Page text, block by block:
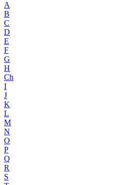
A
B
C
D
E
F
G
H
Ch
I
J
K
L
M
N
O
P
Q
R
S